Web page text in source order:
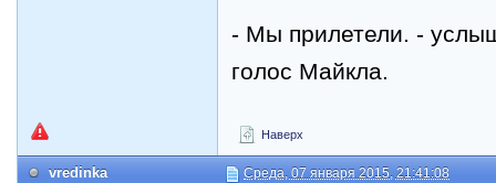
- Мы прилетели. -
голос Майкла.
Наверх
vredinka Среда, 07 января 2015, 21:41:08